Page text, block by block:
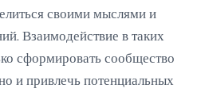
своими мыслями и
Взаимодействие в таких
сформировать сообщество
и привлечь потенциальных